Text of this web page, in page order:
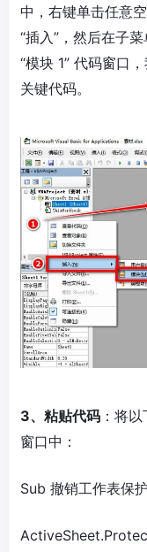
中，右键单击任意
“插入”，然后在子
“模块 1” 代码窗口
关键代码。
3、粘贴代码 ：将
窗口中：
Sub 撤销工作表保